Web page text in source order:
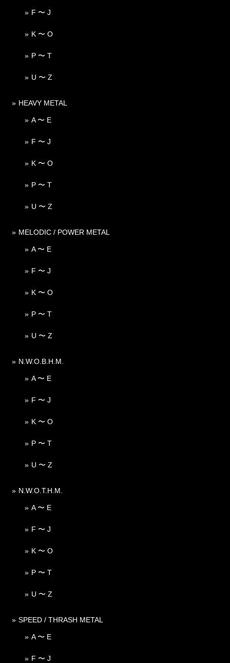
F 〜 J
K 〜 O
P 〜 T
U 〜 Z
HEAVY METAL
A 〜 E
F 〜 J
K 〜 O
P 〜 T
U 〜 Z
MELODIC / POWER METAL
A 〜 E
F 〜 J
K 〜 O
P 〜 T
U 〜 Z
N.W.O.B.H.M.
A 〜 E
F 〜 J
K 〜 O
P 〜 T
U 〜 Z
N.W.O.T.H.M.
A 〜 E
F 〜 J
K 〜 O
P 〜 T
U 〜 Z
SPEED / THRASH METAL
A 〜 E
F 〜 J